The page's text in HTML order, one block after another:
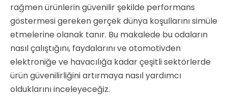
rağmen ürünlerin güvenilir şekilde performans
göstermesi gereken gerçek dünya koşullarını simüle
etmelerine olanak tanır. Bu makalede bu odaların
nasıl çalıştığını, faydalarını ve otomotivden
elektroniğe ve havacılığa kadar çeşitli sektörlerde
ürün güvenilirliğini artırmaya nasıl yardımcı
olduklarını inceleyeceğiz.